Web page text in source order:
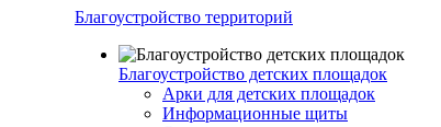
Благоустройство территорий
Благоустройство детских площадок
Арки для детских площадок
Информационные щиты